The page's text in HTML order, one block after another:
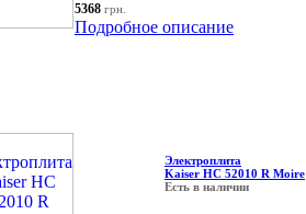
5368 грн.
Подробное описание
Электроплита
Kaiser HC 52010 R Moire
Есть в наличии